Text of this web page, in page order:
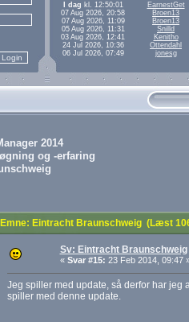
I dag kl. 12:50:01
EarnestGet
07 Aug 2026, 20:58
Broen13
07 Aug 2026, 11:09
Broen13
05 Aug 2026, 11:31
Snilld
03 Aug 2026, 12:41
Kenitho
24 Jul 2026, 10:36
Ottendahl
06 Jul 2026, 07:49
jonesg
2014
og -erfaring
Emne: Eintracht Braunschweig (Læst
Sv: Eintracht Braunschweig
« Svar #15: 23 Feb 2014, 09:47
Jeg spiller med update, så derfor har jeg
spiller med denne update.